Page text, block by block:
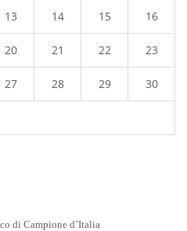
13 14 15 16
20 21 22 23
27 28 29 30
di Campione d’Italia